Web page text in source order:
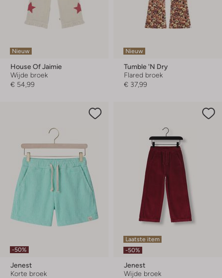
Nieuw
House Of Jaimie
Wijde broek
€ 54,99
Nieuw
Tumble 'n Dry
Flared broek
€ 37,99
-50%
Jenest
Korte broek
Laatste item
-50%
Jenest
Wijde broek